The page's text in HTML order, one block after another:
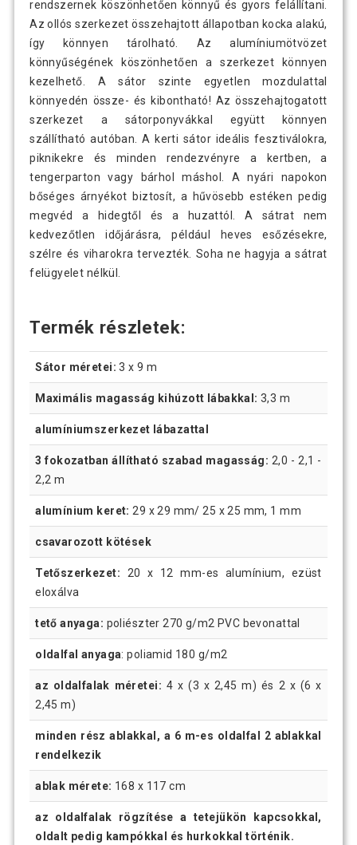
rendszernek köszönhetően könnyű és gyors felállítani.
Az ollós szerkezet összehajtott állapotban kocka alakú,
így könnyen tárolható. Az alumíniumötvözet
könnyűségének köszönhetően a szerkezet könnyen
kezelhető. A sátor szinte egyetlen mozdulattal
könnyedén össze- és kibontható! Az összehajtogatott
szerkezet a sátorponyvákkal együtt könnyen
szállítható autóban. A kerti sátor ideális fesztiválokra,
piknikekre és minden rendezvényre a kertben, a
tengerparton vagy bárhol máshol. A nyári napokon
bőséges árnyékot biztosít, a hűvösebb estéken pedig
megvéd a hidegtől és a huzattól. A sátrat nem
kedvezőtlen időjárásra, például heves esőzésekre,
szélre és viharokra tervezték. Soha ne hagyja a sátrat
felügyelet nélkül.
Termék részletek:
Sátor méretei: 3 x 9 m
Maximális magasság kihúzott lábakkal: 3,3 m
alumíniumszerkezet lábazattal
3 fokozatban állítható szabad magasság: 2,0 - 2,1 -
2,2 m
alumínium keret: 29 x 29 mm/ 25 x 25 mm, 1 mm
csavarozott kötések
Tetőszerkezet: 20 x 12 mm-es alumínium, ezüst
eloxálva
tető anyaga: poliészter 270 g/m2 PVC bevonattal
oldalfal anyaga: poliamid 180 g/m2
az oldalfalak méretei: 4 x (3 x 2,45 m) és 2 x (6 x
2,45 m)
minden rész ablakkal, a 6 m-es oldalfal 2 ablakkal
rendelkezik
ablak mérete: 168 x 117 cm
az oldalfalak rögzítése a tetejükön kapcsokkal,
oldalt pedig kampókkal és hurkokkal történik.